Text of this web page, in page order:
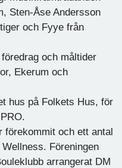
Sten-Åse Andersson
och Fyye från
och måltider
Ekerum och
hus på Folkets Hus, för
förekommit och ett antal
Föreningen
arrangerat DM